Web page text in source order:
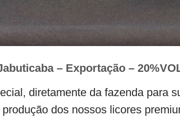
– Exportação –
diretamente da fazenda para
dos nossos licores